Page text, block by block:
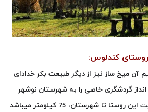
روستای کندلوس:
آن میخ ساز نیز از دیگر طبیعت بکر خدادای
گردشگری خاصی را به شهرستان نوشهر
داده است. فاصله موقعیت این روستا تا شهرستان، 75 کیلومتر میباشد